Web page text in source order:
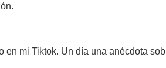
mi Tiktok. Un día una anécdota